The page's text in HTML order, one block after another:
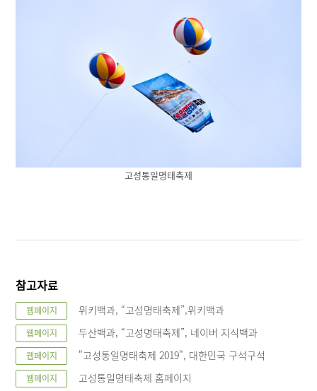
고성통일명태축제
참고자료
웹페이지 위키백과, “고성명태축제”,위키백과
웹페이지 두산백과, “고성명태축제”, 네이버 지식백과
웹페이지 "고성통일명태축제 2019", 대한민국 구석구석
웹페이지 고성통일명태축제 홈페이지